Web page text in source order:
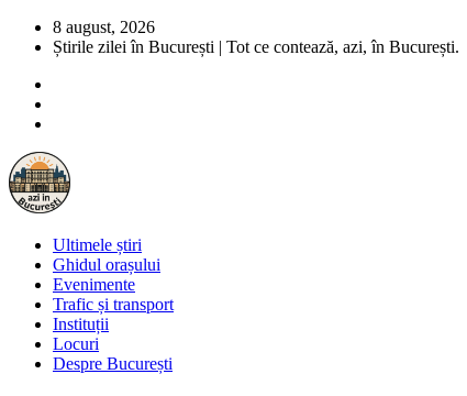
8 august, 2026
Știrile zilei în București | Tot ce contează, azi, în București.
Ultimele știri
Ghidul orașului
Evenimente
Trafic și transport
Instituții
Locuri
Despre București